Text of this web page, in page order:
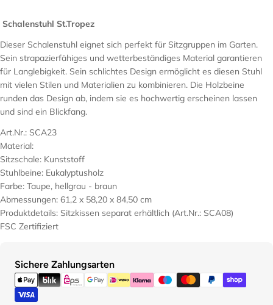
Schalenstuhl St.Tropez
Dieser Schalenstuhl eignet sich perfekt für Sitzgruppen im Garten.
Sein strapazierfähiges und wetterbeständiges Material garantieren
für Langlebigkeit. Sein schlichtes Design ermöglicht es diesen Stuhl
mit vielen Stilen und Materialien zu kombinieren. Die Holzbeine
runden das Design ab, indem sie es hochwertig erscheinen lassen
und sind ein Blickfang.
Art.Nr.: SCA23
Material:
Sitzschale: Kunststoff
Stuhlbeine: Eukalyptusholz
Farbe: Taupe, hellgrau - braun
Abmessungen: 61,2 x 58,20 x 84,50 cm
Produktdetails: Sitzkissen separat erhältlich (Art.Nr.: SCA08)
FSC Zertifiziert
Sichere Zahlungsarten
Zahlungsmethoden